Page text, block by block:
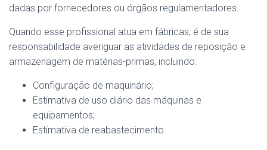
dadas por fornecedores ou órgãos regulamentadores.
Quando esse profissional atua em fábricas, é de sua
responsabilidade averiguar as atividades de reposição e
armazenagem de matérias-primas, incluindo:
Configuração de maquinário;
Estimativa de uso diário das máquinas e
equipamentos;
Estimativa de reabastecimento.